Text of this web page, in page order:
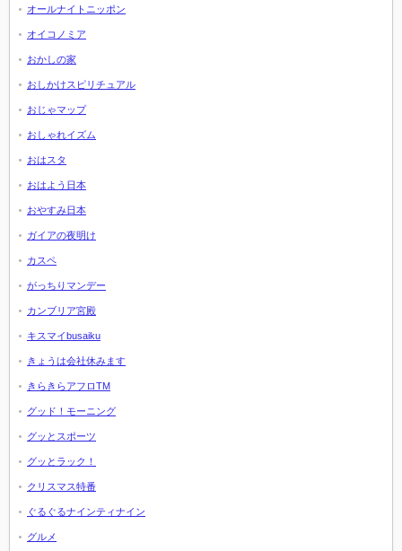
オールナイトニッポン
オイコノミア
おかしの家
おしかけスピリチュアル
おじゃマップ
おしゃれイズム
おはスタ
おはよう日本
おやすみ日本
ガイアの夜明け
カスペ
がっちりマンデー
カンブリア宮殿
キスマイbusaiku
きょうは会社休みます
きらきらアフロTM
グッド！モーニング
グッとスポーツ
グッとラック！
クリスマス特番
ぐるぐるナインティナイン
グルメ